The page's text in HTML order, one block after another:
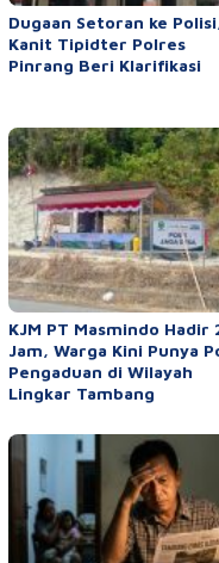
Dugaan Setoran ke
Kanit Tipidter Polres
Pinrang Beri Klarifikasi
KJM PT Masmindo Hadir
Jam, Warga Kini Punya
Pengaduan di Wilayah
Lingkar Tambang